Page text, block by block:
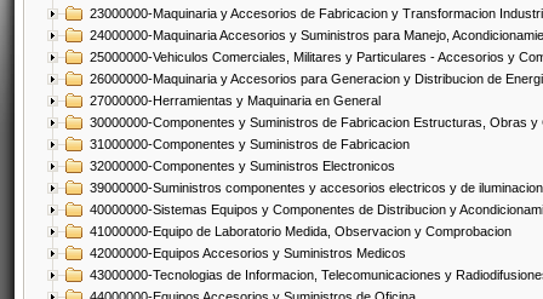
23000000-Maquinaria y Accesorios de Fabricacion y Transformacion
24000000-Maquinaria Accesorios y Suministros para Manejo,
25000000-Vehiculos Comerciales, Militares y Particulares - Accesorios y
26000000-Maquinaria y Accesorios para Generacion y Distribucion de
27000000-Herramientas y Maquinaria en General
30000000-Componentes y Suministros de Fabricacion Estructuras, Obras
31000000-Componentes y Suministros de Fabricacion
32000000-Componentes y Suministros Electronicos
39000000-Suministros componentes y accesorios electricos y de iluminacion
40000000-Sistemas Equipos y Componentes de Distribucion y
41000000-Equipo de Laboratorio Medida, Observacion y Comprobacion
42000000-Equipos Accesorios y Suministros Medicos
43000000-Tecnologias de Informacion, Telecomunicaciones y